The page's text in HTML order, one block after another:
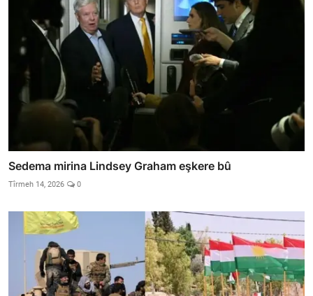
Sedema mirina Lindsey Graham eşkere bû
Tîrmeh 14, 2026 0